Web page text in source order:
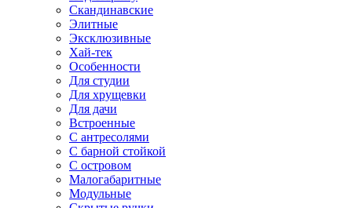
Скандинавские
Элитные
Эксклюзивные
Хай-тек
Особенности
Для студии
Для хрущевки
Для дачи
Встроенные
С антресолями
С барной стойкой
С островом
Малогабаритные
Модульные